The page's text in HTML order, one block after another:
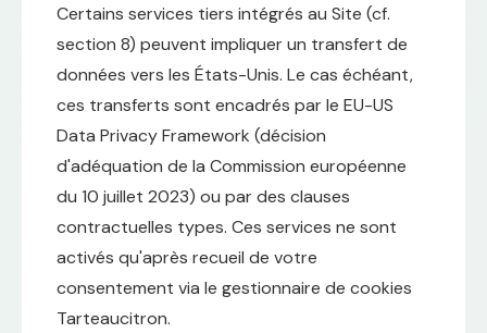
Certains services tiers intégrés au Site (cf.
section 8) peuvent impliquer un transfert de
données vers les États-Unis. Le cas échéant,
ces transferts sont encadrés par le EU-US
Data Privacy Framework (décision
d'adéquation de la Commission européenne
du 10 juillet 2023) ou par des clauses
contractuelles types. Ces services ne sont
activés qu'après recueil de votre
consentement via le gestionnaire de cookies
Tarteaucitron.